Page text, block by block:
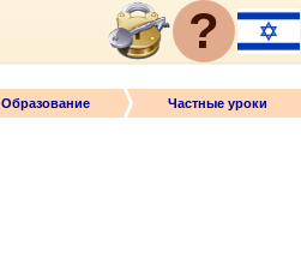
?
Образование Частные уроки